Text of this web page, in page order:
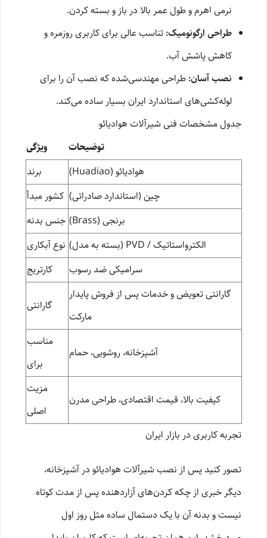
نرمی اهرم و طول عمر بالا در باز و بسته کردن.
طراحی ارگونومیک: تناسب عالی برای کاربری روزمره و
کاهش پاشش آب.
نصب آسان: طراحی مهندسی‌شده که نصب آن را برای
لوله‌کشی‌های استاندارد ایران بسیار ساده می‌کند.
جدول مشخصات فنی شیرآلات هوادیائو
ویژگی
توضیحات
برند
هوادیائو (Huadiao)
کشور مبدأ چین (استاندارد صادراتی)
جنس بدنه
برنجی (Brass)
نوع آبکاری
الکترواستاتیک / PVD (بسته به مدل)
کارتریج
سرامیکی ضد رسوب
گارانتی
گارانتی تعویض و خدمات پس از فروش پایدار
مارکت
مناسب
برای
آشپزخانه، روشویی، حمام
مزیت
اصلی
کیفیت بالا، قیمت اقتصادی، طراحی مدرن
تجربه کاربری در بازار ایران
تصور کنید پس از نصب شیرآلات هوادیائو در آشپزخانه،
دیگر خبری از چکه کردن‌های آزاردهنده پس از مدت کوتاه
نیست و بدنه آن با یک دستمال ساده مثل روز اول